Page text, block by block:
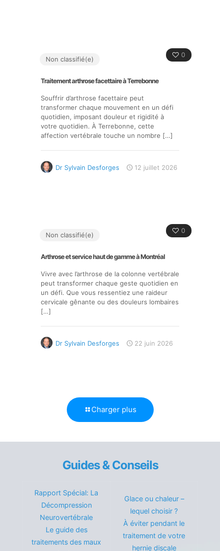
0
Non classifié(e)
Traitement arthrose facettaire à Terrebonne
Souffrir d’arthrose facettaire peut
transformer chaque mouvement en un défi
quotidien, imposant douleur et rigidité à
votre quotidien. À Terrebonne, cette
affection vertébrale touche un nombre […]
Dr Sylvain Desforges 12 juillet 2026
0
Non classifié(e)
Arthrose et service haut de gamme à Montréal
Vivre avec l’arthrose de la colonne vertébrale
peut transformer chaque geste quotidien en
un défi. Que vous ressentiez une raideur
cervicale gênante ou des douleurs lombaires
[…]
Dr Sylvain Desforges 22 juin 2026
Charger plus
Guides & Conseils
Rapport Spécial: La
Décompression
Neurovertébrale
Le guide des
traitements des maux
Glace ou chaleur –
lequel choisir ?
À éviter pendant le
traitement de votre
hernie discale